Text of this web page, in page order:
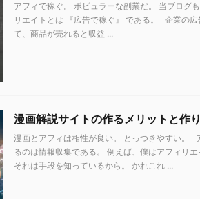
アフィで稼ぐ。 ポピュラーな副業だ。 当ブログ
リエイトとは 『広告で稼ぐ』 である。 企業の
て、商品が売れると収益 ...
漫画解説サイトの作るメリットと作り
漫画とアフィは相性が良い。 とっつきやすい。
るのは情報収集である。 例えば、僕はアフィリエ
それは手段を知っているから。 かれこれ ...